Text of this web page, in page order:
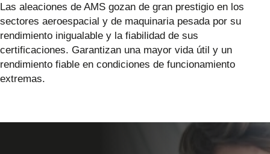
Las aleaciones de AMS gozan de gran prestigio en los
sectores aeroespacial y de maquinaria pesada por su
rendimiento inigualable y la fiabilidad de sus
certificaciones. Garantizan una mayor vida útil y un
rendimiento fiable en condiciones de funcionamiento
extremas.